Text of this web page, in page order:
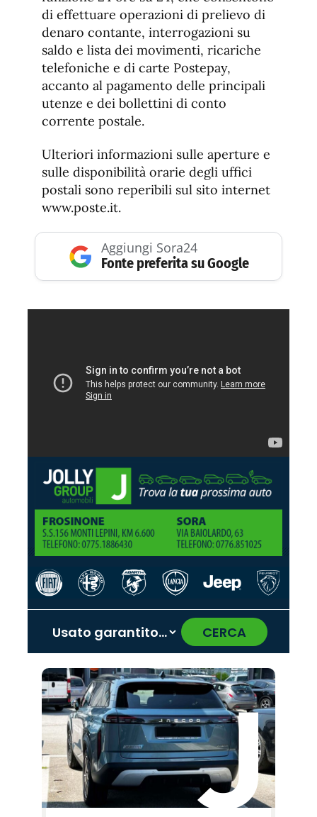
di effettuare operazioni di prelievo di
denaro contante, interrogazioni su
saldo e lista dei movimenti, ricariche
telefoniche e di carte Postepay,
accanto al pagamento delle principali
utenze e dei bollettini di conto
corrente postale.
Ulteriori informazioni sulle aperture e
sulle disponibilità orarie degli uffici
postali sono reperibili sul sito internet
www.poste.it.
Aggiungi Sora24
Fonte preferita su Google
CERCA
Promo
Citroën
Promo
Lancia
Promo
Opel
Promo
Omoda
Promo
Mazda
Promo
Hyundai
Promo
Peugeot
Promo
Jaecoo
Promo
Alfa
Romeo
Promo
Jeep
Promo
Abarth
Promo
Fiat
Promo
Seat
Promo
Land
Rover
Promo
Cupra
‹ ›